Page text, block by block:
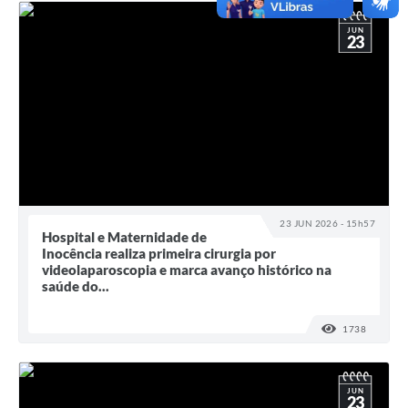
23 JUN 2026 - 15h57
JUN
23
Hospital e Maternidade de
Inocência realiza primeira cirurgia por
videolaparoscopia e marca avanço histórico na
saúde do...
1738
JUN
23